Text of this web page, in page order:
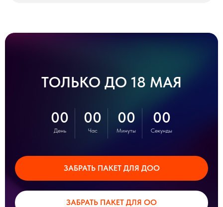
ТОЛЬКО ДО 18 МАЯ
00
День
00
Час
00
Минуты
00
Секунды
ЗАБРАТЬ ПАКЕТ ДЛЯ ДОО
ЗАБРАТЬ ПАКЕТ ДЛЯ ОО